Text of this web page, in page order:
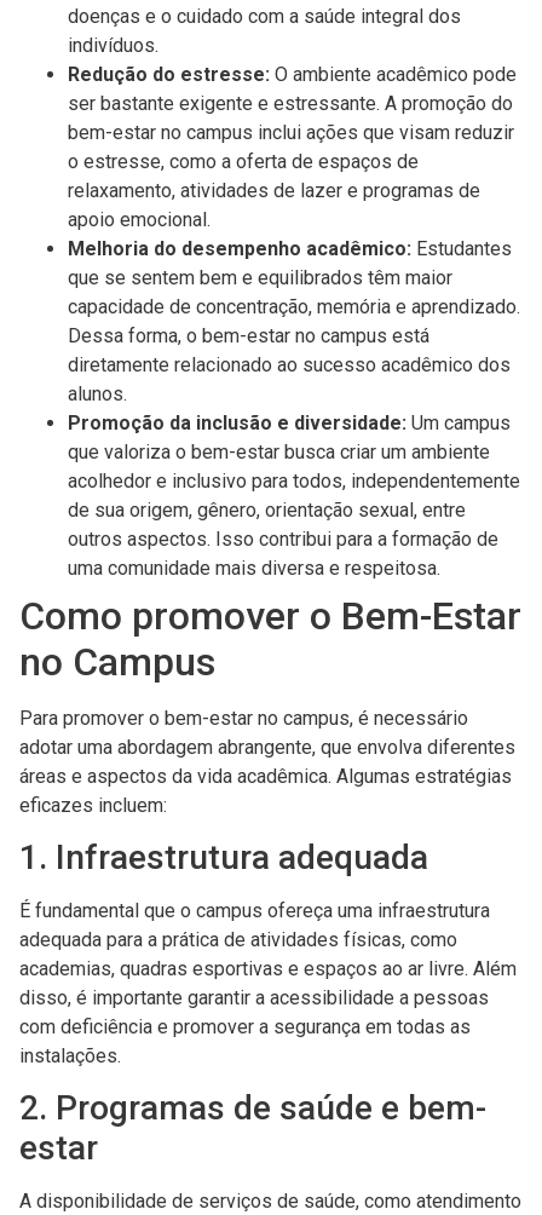
doenças e o cuidado com a saúde integral dos
indivíduos.
Redução do estresse: O ambiente acadêmico pode
ser bastante exigente e estressante. A promoção do
bem-estar no campus inclui ações que visam reduzir
o estresse, como a oferta de espaços de
relaxamento, atividades de lazer e programas de
apoio emocional.
Melhoria do desempenho acadêmico: Estudantes
que se sentem bem e equilibrados têm maior
capacidade de concentração, memória e aprendizado.
Dessa forma, o bem-estar no campus está
diretamente relacionado ao sucesso acadêmico dos
alunos.
Promoção da inclusão e diversidade: Um campus
que valoriza o bem-estar busca criar um ambiente
acolhedor e inclusivo para todos, independentemente
de sua origem, gênero, orientação sexual, entre
outros aspectos. Isso contribui para a formação de
uma comunidade mais diversa e respeitosa.
Como promover o Bem-Estar
no Campus
Para promover o bem-estar no campus, é necessário
adotar uma abordagem abrangente, que envolva diferentes
áreas e aspectos da vida acadêmica. Algumas estratégias
eficazes incluem:
1. Infraestrutura adequada
É fundamental que o campus ofereça uma infraestrutura
adequada para a prática de atividades físicas, como
academias, quadras esportivas e espaços ao ar livre. Além
disso, é importante garantir a acessibilidade a pessoas
com deficiência e promover a segurança em todas as
instalações.
2. Programas de saúde e bem-
estar
A disponibilidade de serviços de saúde, como atendimento